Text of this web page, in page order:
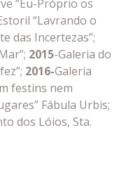
“Eu-Próprio os
“Lavrando o
das Incertezas”;
2015-Galeria do
2016-Galeria
festins nem
Fábula Urbis;
dos Lóios, Sta.